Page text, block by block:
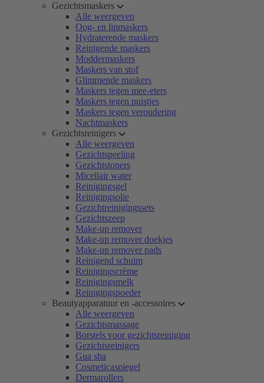
Gezichtsmaskers
Alle weergeven
Oog- en lipmaskers
Hydraterende maskers
Reinigende maskers
Moddermaskers
Maskers van stof
Glimmende maskers
Maskers tegen mee-eters
Maskers tegen puistjes
Maskers tegen veroudering
Nachtmaskers
Gezichtsreinigers
Alle weergeven
Gezichtspeeling
Gezichtstoners
Micellair water
Reinigingsgel
Reinigingsolie
Gezichtreinigingssets
Gezichtszeep
Make-up remover
Make-up remover doekjes
Make-up remover pads
Reinigend schuim
Reinigingscrème
Reinigingsmelk
Reinigingspoeder
Beautyapparatuur en -accessoires
Alle weergeven
Gezichtsmassage
Borstels voor gezichtsreiniging
Gezichtsreinigers
Gua sha
Cosmeticaspiegel
Dermarollers